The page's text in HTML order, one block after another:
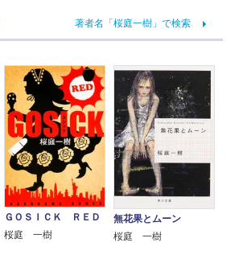
著者名「桜庭一樹」で検索
ＧＯＳＩＣＫ ＲＥＤ
桜庭 一樹
無花果とムーン
桜庭 一樹